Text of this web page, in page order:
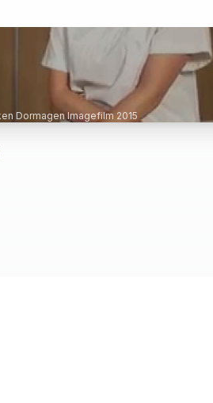
Rhein Kreiss Neuss Kliniken Dormagen Imagefilm 2015